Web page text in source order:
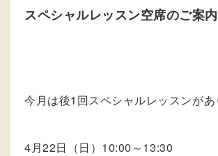
スペシャルレッスン空席のご案内
今月は後1回スペシャルレッスンがあ
4月22日（日）10:00～13:30